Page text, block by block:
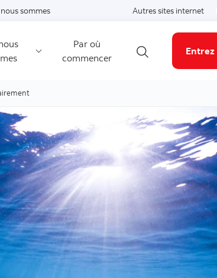
sommes Autres sites internet
Par où
commencer
Ouvrir la recherche
Entrez